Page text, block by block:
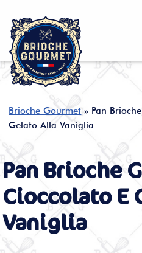
Vai
al
contenuto
Brioche Gourmet » Pan
Gelato Alla Vaniglia
Pan Brioche
Cioccolato E
Vaniglia